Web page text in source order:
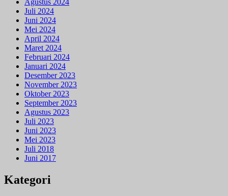
Juli 2024
Juni 2024
Mei 2024
April 2024
Maret 2024
Februari 2024
Januari 2024
Desember 2023
November 2023
Oktober 2023
September 2023
Agustus 2023
Juli 2023
Juni 2023
Mei 2023
Juli 2018
Juni 2017
Kategori